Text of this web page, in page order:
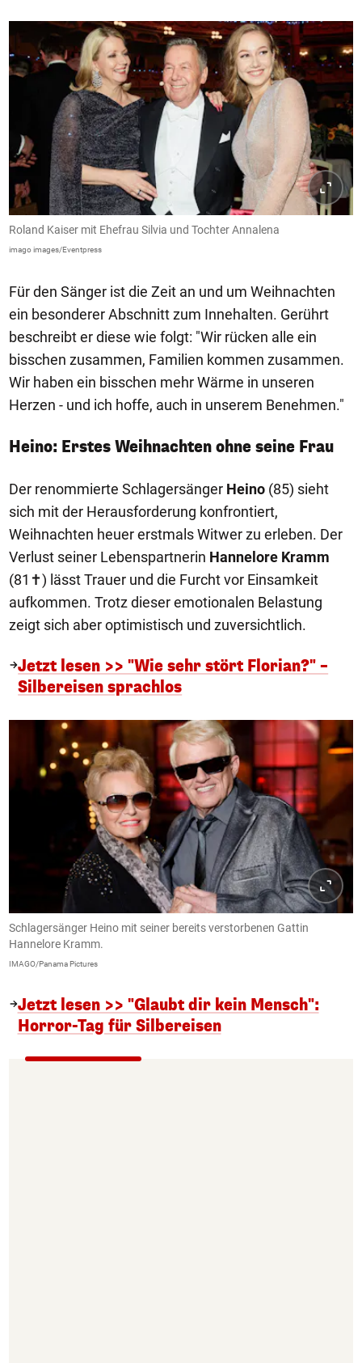
Roland Kaiser mit Ehefrau Silvia und Tochter Annalena
imago images/Eventpress
Für den Sänger ist die Zeit an und um Weihnachten
ein besonderer Abschnitt zum Innehalten. Gerührt
beschreibt er diese wie folgt: "Wir rücken alle ein
bisschen zusammen, Familien kommen zusammen.
Wir haben ein bisschen mehr Wärme in unseren
Herzen - und ich hoffe, auch in unserem Benehmen."
Heino: Erstes Weihnachten ohne seine Frau
Der renommierte Schlagersänger Heino (85) sieht
sich mit der Herausforderung konfrontiert,
Weihnachten heuer erstmals Witwer zu erleben. Der
Verlust seiner Lebenspartnerin Hannelore Kramm
(81✝) lässt Trauer und die Furcht vor Einsamkeit
aufkommen. Trotz dieser emotionalen Belastung
zeigt sich aber optimistisch und zuversichtlich.
Jetzt lesen >> "Wie sehr stört Florian?" –
Silbereisen sprachlos
Schlagersänger Heino mit seiner bereits verstorbenen Gattin
Hannelore Kramm.
IMAGO/Panama Pictures
Jetzt lesen >> "Glaubt dir kein Mensch":
Horror-Tag für Silbereisen